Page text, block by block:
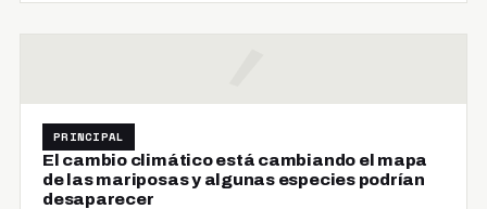
PRINCIPAL
El cambio climático está cambiando el mapa
de las mariposas y algunas especies podrían
desaparecer